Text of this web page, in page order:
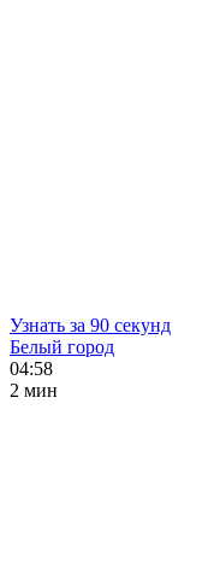
Узнать за 90 секунд
Белый город
04:58
2 мин